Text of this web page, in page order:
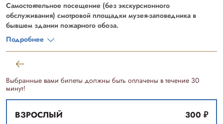
Самостоятельное посещение (без экскурсионного
обслуживания) смотровой площадки музея-заповедника в
бывшем здании пожарного обоза.
Понедельник 09.00-18.00
Вторник 09.00-18.00
Четверг 09.00-18.00
Пятница 09.00-18.00
Суббота 09.00-18.30
Воскресенье 09.00-18.00
Подробнее
Выбранные вами билеты должны быть оплачены в течение 30
минут!
ВЗРОСЛЫЙ 300 ₽